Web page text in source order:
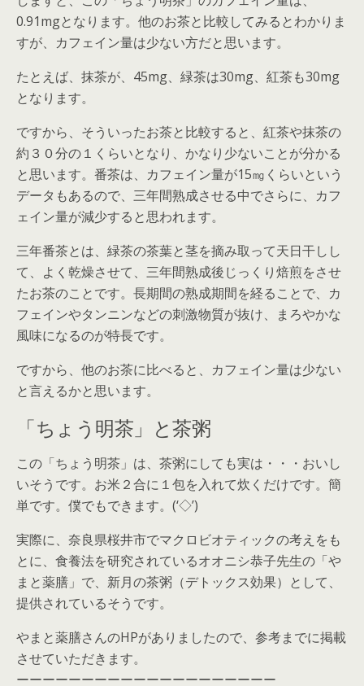
0.91mgとなります。他のお茶と比較してみるとわかりま
すが、カフェイン量は少ない方だと思います。
たとえば、抹茶が、45mg、緑茶は30mg、紅茶も30mg
となります。
ですから、そういったお茶と比較すると、紅茶や抹茶の
約３０分の１くらいとなり、かなり少ないことが分かる
と思います。番茶は、カフェイン量が15㎎くらいという
データもあるので、三年間熟成させる中でさらに、カフ
ェイン量が減少すると思われます。
三年番茶とは、緑茶の茶葉と茎を摘み取って天日干しし
て、よく乾燥させて、三年間熟成後じっくり焙煎をさせ
たお茶のことです。長期間の熟成期間を経ることで、カ
フェインやタンニンなどの刺激物質が抜け、まろやかな
風味になるのが特長です。
ですから、他のお茶に比べると、カフェイン量は少ない
と言えるかと思います。
「ちょう明茶」と茶粥
この「ちょう明茶」は、茶粥にしても実は・・・おいし
いそうです。お米２合に１包を入れて炊くだけです。簡
単です。僕でもできます。(‘◇’)ゞ
実際に、奈良県桜井市でマクロビオティックの考えをも
とに、食養法を研究されているオオニシ恭子先生の「や
まと薬膳」で、新月の茶粥（デトックス効果）として、
提供されているそうです。
やまと薬膳さんのHPがありましたので、参考までに掲載
させていただきます。
ーーーーーーーーーーーーーーーーーーーー